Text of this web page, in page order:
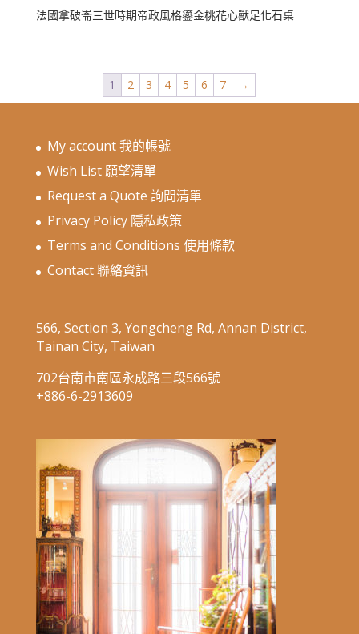
法國拿破崙三世時期帝政風格鎏金桃花心獸足化石桌
1 2 3 4 5 6 7 →
My account 我的帳號
Wish List 願望清單
Request a Quote 詢問清單
Privacy Policy 隱私政策
Terms and Conditions 使用條款
Contact 聯絡資訊
566, Section 3, Yongcheng Rd, Annan District,
Tainan City, Taiwan
702台南市南區永成路三段566號
+886-6-2913609